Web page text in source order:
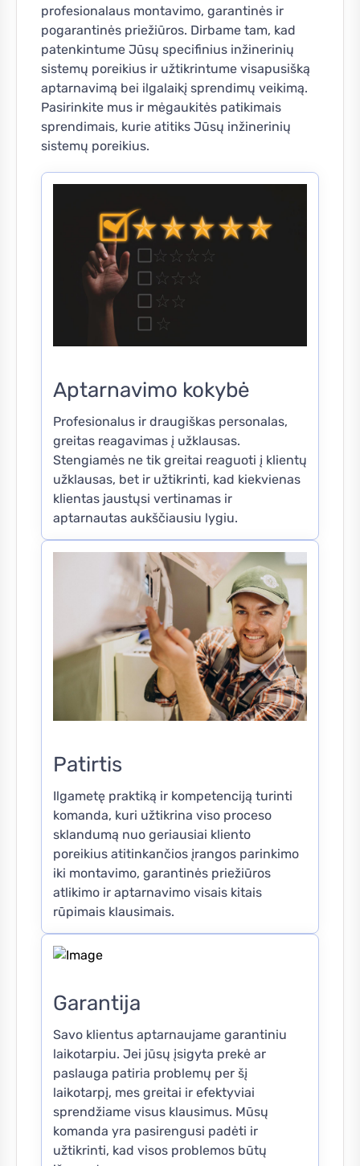
profesionalaus montavimo, garantinės ir
pogarantinės priežiūros. Dirbame tam, kad
patenkintume Jūsų specifinius inžinerinių
sistemų poreikius ir užtikrintume visapusišką
aptarnavimą bei ilgalaikį sprendimų veikimą.
Pasirinkite mus ir mėgaukitės patikimais
sprendimais, kurie atitiks Jūsų inžinerinių
sistemų poreikius.
Aptarnavimo kokybė
Profesionalus ir draugiškas personalas,
greitas reagavimas į užklausas.
Stengiamės ne tik greitai reaguoti į klientų
užklausas, bet ir užtikrinti, kad kiekvienas
klientas jaustųsi vertinamas ir
aptarnautas aukščiausiu lygiu.
Patirtis
Ilgametę praktiką ir kompetenciją turinti
komanda, kuri užtikrina viso proceso
sklandumą nuo geriausiai kliento
poreikius atitinkančios įrangos parinkimo
iki montavimo, garantinės priežiūros
atlikimo ir aptarnavimo visais kitais
rūpimais klausimais.
Garantija
Savo klientus aptarnaujame garantiniu
laikotarpiu. Jei jūsų įsigyta prekė ar
paslauga patiria problemų per šį
laikotarpį, mes greitai ir efektyviai
sprendžiame visus klausimus. Mūsų
komanda yra pasirengusi padėti ir
užtikrinti, kad visos problemos būtų